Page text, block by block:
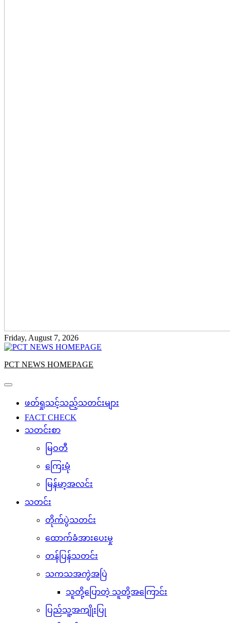
Friday, August 7, 2026
PCT NEWS HOMEPAGE
ဖတ်ရှုသင့်သည့်သတင်းများ
FACT CHECK
သတင်းစာ
မြဝတီ
ကြေးမုံ
မြန်မာ့အလင်း
သတင်း
တိုက်ပွဲသတင်း
ထောက်ခံအားပေးမှု
တန်ပြန်သတင်း
သကသအကွဲအပြဲ
သူတို့ပြောတဲ့ သူတို့အကြောင်း
ပြည်သူ့အကျိုးပြု